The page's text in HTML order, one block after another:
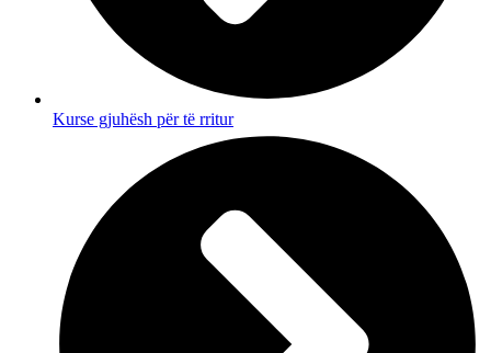
Kurse gjuhësh për të rritur